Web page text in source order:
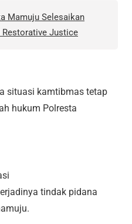
Mamuju Selesaikan
Restorative Justice
situasi kamtibmas tetap
hukum Polresta
tindak pidana